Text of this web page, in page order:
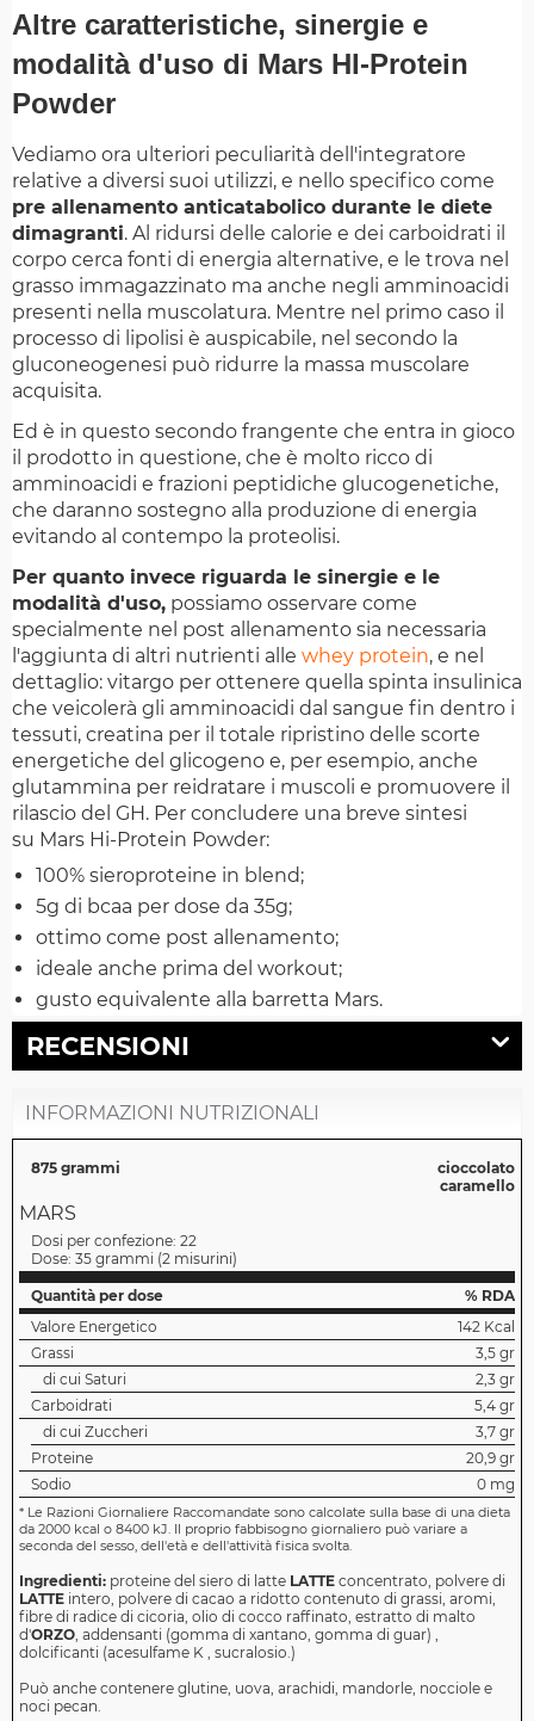
Altre caratteristiche, sinergie e
modalità d'uso di Mars HI-Protein
Powder
Vediamo ora ulteriori peculiarità dell'integratore
relative a diversi suoi utilizzi, e nello specifico come
pre allenamento anticatabolico durante le diete
dimagranti. Al ridursi delle calorie e dei carboidrati il
corpo cerca fonti di energia alternative, e le trova nel
grasso immagazzinato ma anche negli amminoacidi
presenti nella muscolatura. Mentre nel primo caso il
processo di lipolisi è auspicabile, nel secondo la
gluconeogenesi può ridurre la massa muscolare
acquisita.
Ed è in questo secondo frangente che entra in gioco
il prodotto in questione, che è molto ricco di
amminoacidi e frazioni peptidiche glucogenetiche,
che daranno sostegno alla produzione di energia
evitando al contempo la proteolisi.
Per quanto invece riguarda le sinergie e le
modalità d'uso, possiamo osservare come
specialmente nel post allenamento sia necessaria
l'aggiunta di altri nutrienti alle whey protein, e nel
dettaglio: vitargo per ottenere quella spinta insulinica
che veicolerà gli amminoacidi dal sangue fin dentro i
tessuti, creatina per il totale ripristino delle scorte
energetiche del glicogeno e, per esempio, anche
glutammina per reidratare i muscoli e promuovere il
rilascio del GH. Per concludere una breve sintesi
su Mars Hi-Protein Powder:
100% sieroproteine in blend;
5g di bcaa per dose da 35g;
ottimo come post allenamento;
ideale anche prima del workout;
gusto equivalente alla barretta Mars.
RECENSIONI
INFORMAZIONI NUTRIZIONALI
875 grammi
cioccolato
caramello
MARS
Dosi per confezione: 22
Dose: 35 grammi (2 misurini)
Quantità per dose
% RDA
Valore Energetico
142 Kcal
Grassi
3,5 gr
di cui Saturi
2,3 gr
Carboidrati
5,4 gr
di cui Zuccheri
3,7 gr
Proteine
20,9 gr
Sodio
0 mg
* Le Razioni Giornaliere Raccomandate sono calcolate sulla base di una dieta
da 2000 kcal o 8400 kJ. Il proprio fabbisogno giornaliero può variare a
seconda del sesso, dell'età e dell'attività fisica svolta.
Ingredienti: proteine del siero di latte LATTE concentrato, polvere di
LATTE intero‌, polvere di cacao a ridotto contenuto di grassi‌, aromi‌,
fibre di radice di cicoria‌, olio di cocco raffinato‌, estratto di malto
d'ORZO, addensanti (gomma di xantano‌, gomma di guar) ‌,
dolcificanti (acesulfame K , sucralosio.)
Può anche contenere glutine, uova, arachidi, mandorle, nocciole e
noci pecan.